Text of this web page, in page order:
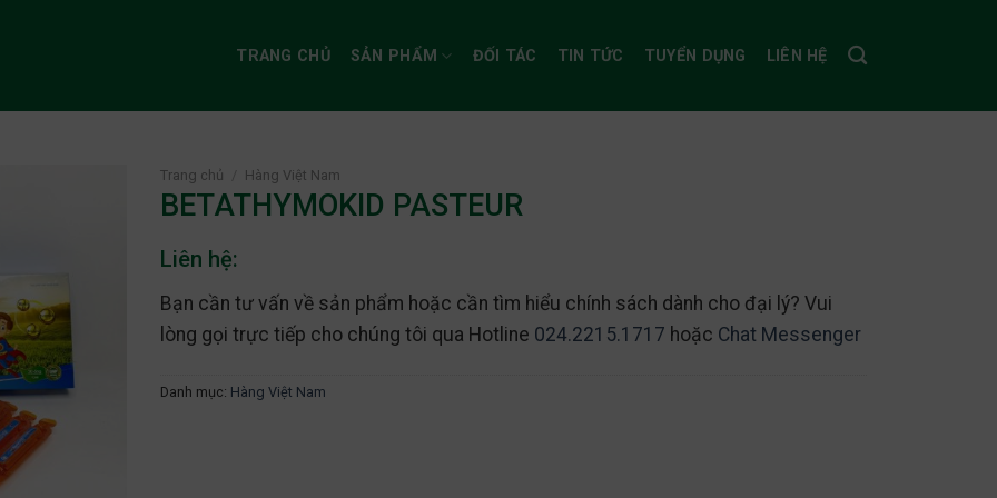
TRANG CHỦ SẢN PHẨM ĐỐI TÁC TIN TỨC TUYỂN DỤNG LIÊN HỆ
Trang chủ Hàng Việt Nam
BETATHYMOKID PASTEUR
Liên hệ:
Bạn cần tư vấn về sản phẩm hoặc cần tìm hiểu chính sách dành cho đại lý? Vui
lòng gọi trực tiếp cho chúng tôi qua Hotline 024.2215.1717 hoặc Chat Messenger
Danh mục: Hàng Việt Nam